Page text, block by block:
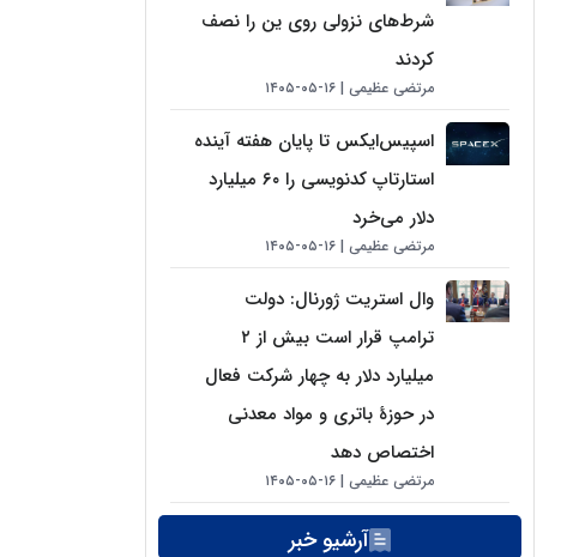
شرط‌های نزولی روی ین را نصف
کردند
مرتضی عظیمی ۱۶-۰۵-۱۴۰۵
اسپیس‌ایکس تا پایان هفته آینده
استارتاپ کدنویسی را ۶۰ میلیارد
دلار می‌خرد
مرتضی عظیمی ۱۶-۰۵-۱۴۰۵
وال استریت ژورنال: دولت
ترامپ قرار است بیش از ۲
میلیارد دلار به چهار شرکت فعال
در حوزهٔ باتری و مواد معدنی
اختصاص دهد
مرتضی عظیمی ۱۶-۰۵-۱۴۰۵
آرشیو خبر